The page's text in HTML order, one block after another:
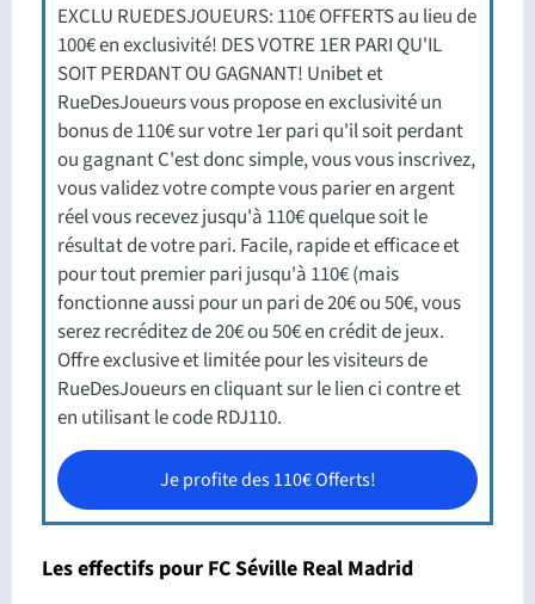
EXCLU RUEDESJOUEURS: 110€ OFFERTS au lieu de
100€ en exclusivité! DES VOTRE 1ER PARI QU'IL
SOIT PERDANT OU GAGNANT! Unibet et
RueDesJoueurs vous propose en exclusivité un
bonus de 110€ sur votre 1er pari qu'il soit perdant
ou gagnant C'est donc simple, vous vous inscrivez,
vous validez votre compte vous parier en argent
réel vous recevez jusqu'à 110€ quelque soit le
résultat de votre pari. Facile, rapide et efficace et
pour tout premier pari jusqu'à 110€ (mais
fonctionne aussi pour un pari de 20€ ou 50€, vous
serez recréditez de 20€ ou 50€ en crédit de jeux.
Offre exclusive et limitée pour les visiteurs de
RueDesJoueurs en cliquant sur le lien ci contre et
en utilisant le code RDJ110.
Je profite des 110€ Offerts!
Les effectifs pour FC Séville Real Madrid